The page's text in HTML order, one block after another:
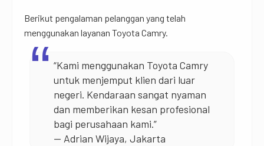
Berikut pengalaman pelanggan yang telah
menggunakan layanan Toyota Camry.
“Kami menggunakan Toyota Camry
untuk menjemput klien dari luar
negeri. Kendaraan sangat nyaman
dan memberikan kesan profesional
bagi perusahaan kami.”
— Adrian Wijaya, Jakarta